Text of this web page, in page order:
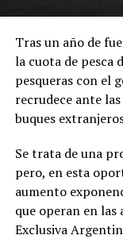
Tras un año de
la cuota de pesca
pesqueras con el
recrudece ante
buques
Se trata de una
pero, en esta
aumento
que operan en las
Exclusiva